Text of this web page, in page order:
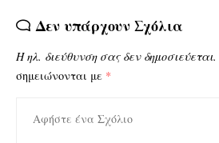
Δεν υπάρχουν Σχόλια
Η ηλ. διεύθυνση σας δεν δημοσιεύεται.
σημειώνονται με *